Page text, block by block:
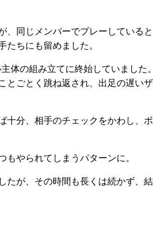
、同じメンバーでプレーしている
ちにも留めました。
体の組み立てに終始していました
とごとく跳ね返され、出足の遅い
十分、相手のチェックをかわし、
やられてしまうパターンに。
が、その時間も長くは続かず、